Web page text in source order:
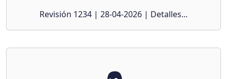
Revisión 1234 | 28-04-2026 | Detalles...